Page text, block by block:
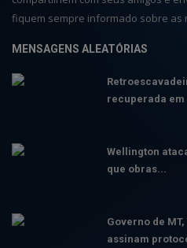
fiquem sempre informado sobre as
MENSAGENS ALEATÓRIAS
recuperada
Wellington
que obras...
Governo de
assinam